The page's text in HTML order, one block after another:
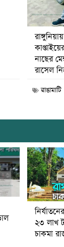
নাছের
রাসেল
রাঙামাটি
২৩ লাখ
চাকমা